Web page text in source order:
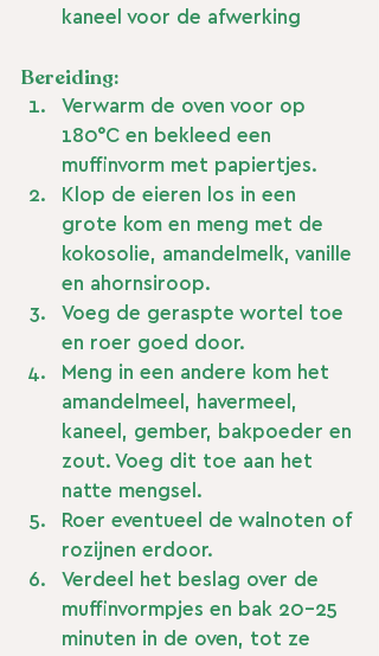
kaneel voor de afwerking
Bereiding:
Verwarm de oven voor op
180°C en bekleed een
muffinvorm met papiertjes.
Klop de eieren los in een
grote kom en meng met de
kokosolie, amandelmelk, vanille
en ahornsiroop.
Voeg de geraspte wortel toe
en roer goed door.
Meng in een andere kom het
amandelmeel, havermeel,
kaneel, gember, bakpoeder en
zout. Voeg dit toe aan het
natte mengsel.
Roer eventueel de walnoten of
rozijnen erdoor.
Verdeel het beslag over de
muffinvormpjes en bak 20-25
minuten in de oven, tot ze